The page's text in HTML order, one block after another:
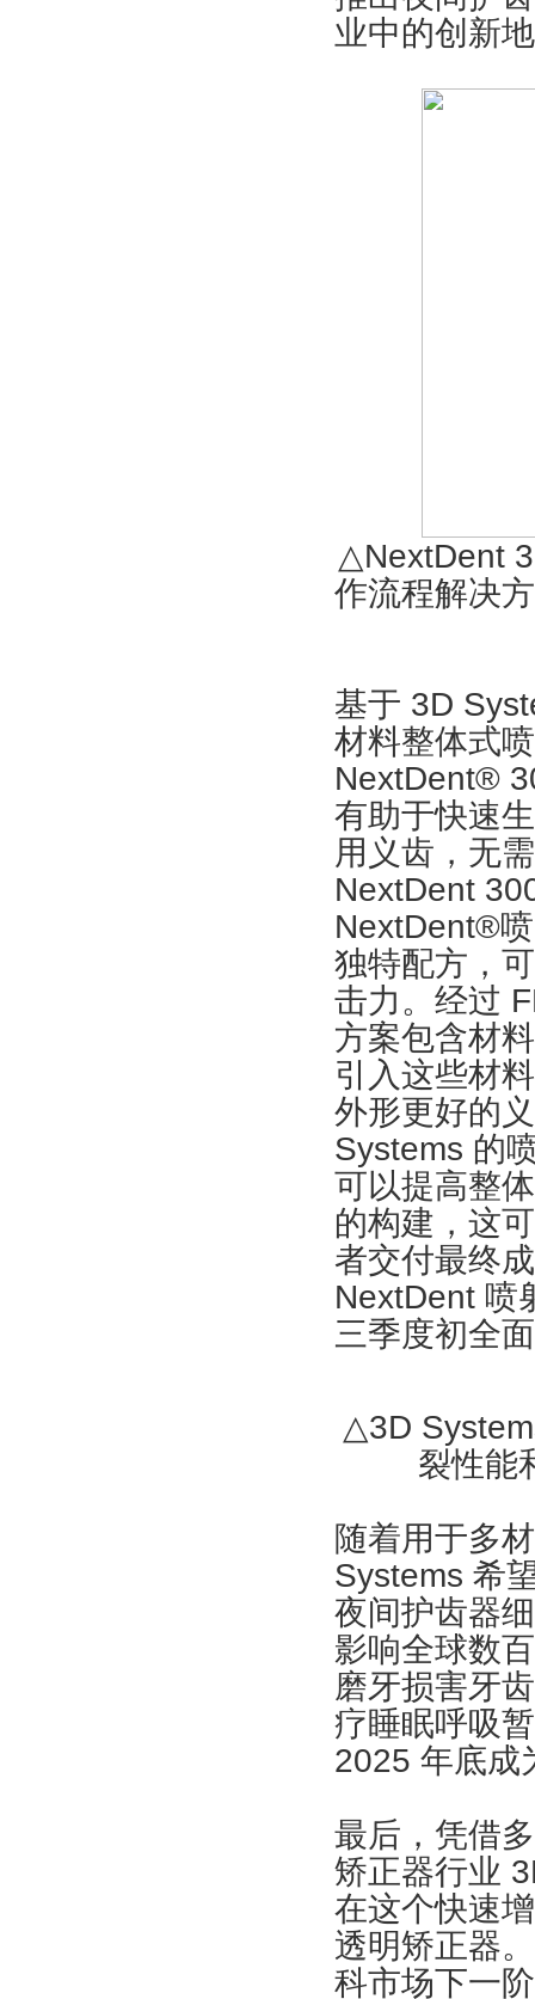
业中的创新
△NextDent
作流程解决
基于 3D
材料整体式
NextDent®
有助于快速
用义齿，无
NextDent
NextDent®
独特配方，
击力。经过
方案包含材
引入这些材
外形更好的
Systems 的
可以提高整
的构建，这
者交付最终
NextDent 喷
三季度初全
△3D
裂性能
随着用于多
Systems 希
夜间护齿器
影响全球数
磨牙损害牙
疗睡眠呼吸
2025 年底成
最后，凭借
矫正器行业
在这个快速
透明矫正器
科市场下一